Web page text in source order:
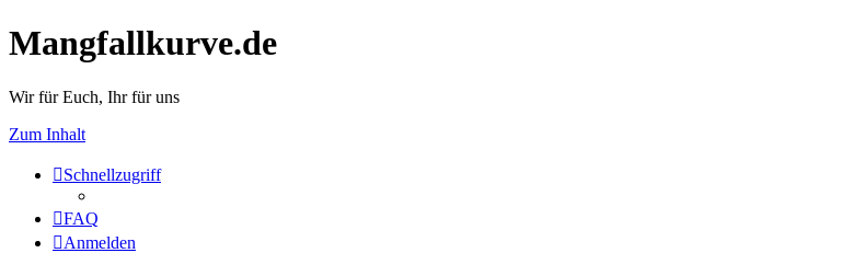
Mangfallkurve.de
Wir für Euch, Ihr für uns
Zum Inhalt
Schnellzugriff
FAQ
Anmelden